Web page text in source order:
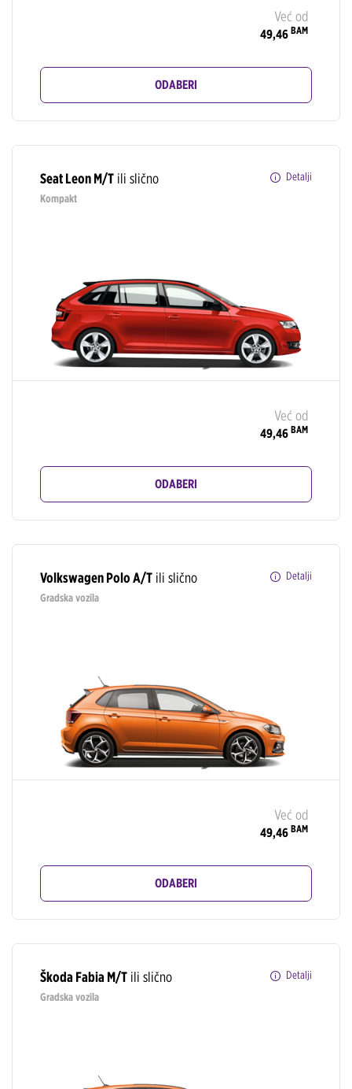
Već od
49,46 BAM
ODABERI
Seat Leon M/T ili slično
Detalji
Kompakt
Već od
49,46 BAM
ODABERI
Volkswagen Polo A/T ili slično
Detalji
Gradska vozila
Već od
49,46 BAM
ODABERI
Škoda Fabia M/T ili slično
Detalji
Gradska vozila